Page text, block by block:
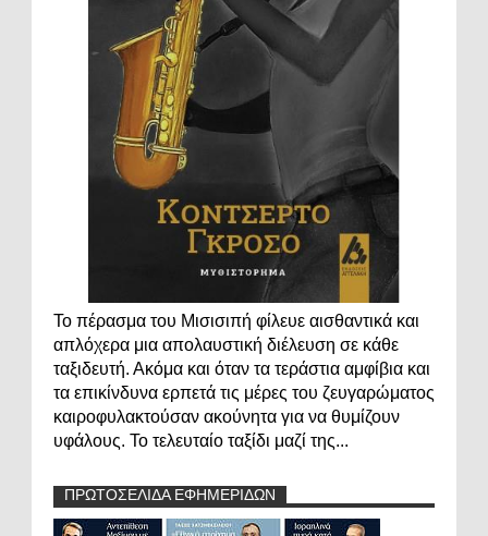
Το πέρασμα του Μισισιπή φίλευε αισθαντικά και
απλόχερα μια απολαυστική διέλευση σε κάθε
ταξιδευτή. Ακόμα και όταν τα τεράστια αμφίβια και
τα επικίνδυνα ερπετά τις μέρες του ζευγαρώματος
καιροφυλακτούσαν ακούνητα για να θυμίζουν
υφάλους. Το τελευταίο ταξίδι μαζί της...
ΠΡΩΤΟΣΕΛΙΔΑ ΕΦΗΜΕΡΙΔΩΝ